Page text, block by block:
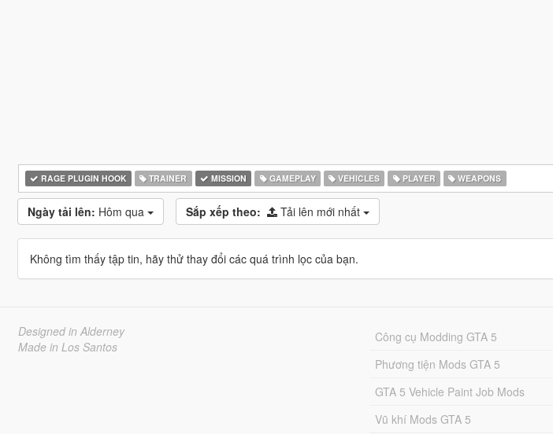
RAGE PLUGIN HOOK TRAINER MISSION GAMEPLAY VEHICLES PLAYER WEAPONS
Ngày tải lên: Hôm qua Sắp xếp theo: Tải lên mới nhất
Không tìm thấy tập tin, hãy thử thay đổi các quá trình lọc của bạn.
Designed in Alderney
Made in Los Santos
Công cụ Modding GTA 5
Phương tiện Mods GTA 5
GTA 5 Vehicle Paint Job Mods
Vũ khí Mods GTA 5